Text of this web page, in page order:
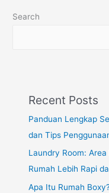
Search
Recent Posts
Panduan Lengkap
dan Tips
Laundry Room:
Rumah Lebih Rapi
Apa Itu Rumah